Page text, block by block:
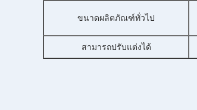
ขนาดผลิตภัณฑ์ทั่วไป
สามารถปรับแต่งได้